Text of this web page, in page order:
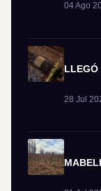
04 Ago
LLEGÓ
28 Jul